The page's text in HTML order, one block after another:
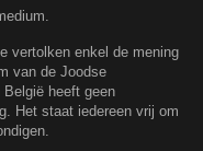
vertolken enkel de mening
van de Joodse
heeft geen
Het staat iedereen vrij om